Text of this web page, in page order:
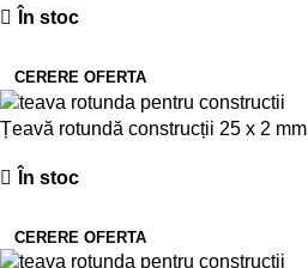
În stoc
CERERE OFERTA
Țeavă rotundă construcții 25 x 2
În stoc
CERERE OFERTA